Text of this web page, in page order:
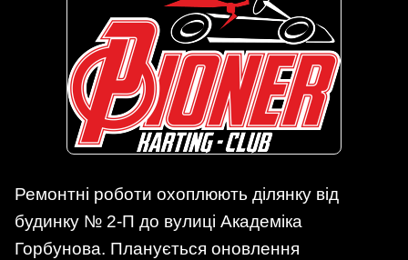
Ремонтні роботи охоплюють ділянку від
будинку № 2-П до вулиці Академіка
Горбунова. Планується оновлення